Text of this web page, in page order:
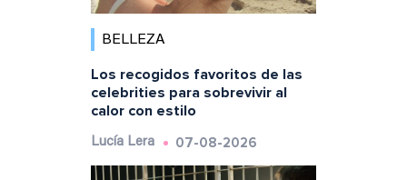
BELLEZA
Los recogidos favoritos de las
celebrities para sobrevivir al
calor con estilo
Lucía Lera 07-08-2026